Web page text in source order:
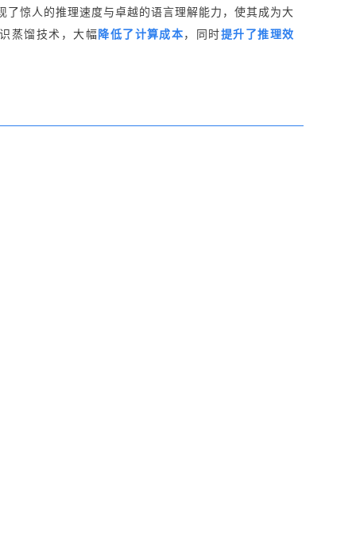
惊人的推理速度与卓越的语言理解能力，使其成为大
蒸馏技术，大幅 降低了计算成本 ，同时提升了推理效